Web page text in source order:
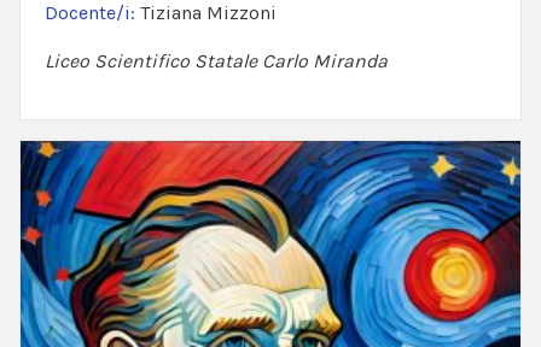
Docente/i: Tiziana Mizzoni
Liceo Scientifico Statale Carlo Miranda